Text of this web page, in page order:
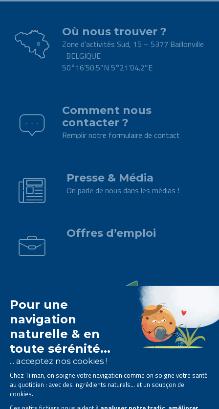
Où nous trouver ?
Zone d’activités Sud, 15 – 5377 Baillonville
BELGIQUE
50°16’50.5″N 5°21’04.2″E
Comment nous
contacter ?
Remplir notre formulaire de contact
Presse & Média
On parle de nous dans les médias !
Offres d’emploi
Le laboratoire Tilman estspécialisé dans la